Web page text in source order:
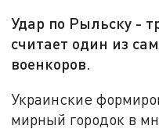
Удар по Рыльску -
считает один из
военкоров.
Украинские
мирный городок в